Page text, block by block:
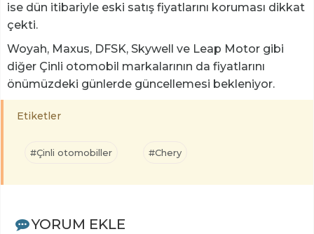
ise dün itibariyle eski satış fiyatlarını koruması dikkat
çekti.
Woyah, Maxus, DFSK, Skywell ve Leap Motor gibi
diğer Çinli otomobil markalarının da fiyatlarını
önümüzdeki günlerde güncellemesi bekleniyor.
Etiketler
#Çinli otomobiller #Chery
YORUM EKLE